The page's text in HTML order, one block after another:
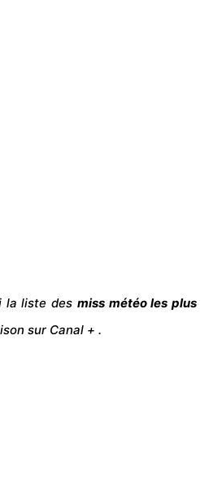
la liste des miss météo les plus
sur Canal + .